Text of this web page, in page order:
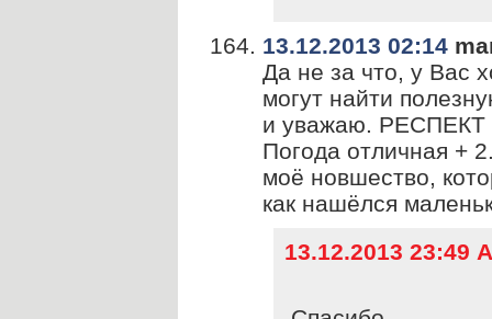
13.12.2013 02:14
Да не за что, у Вас
могут найти
и уважаю.
Погода отличная +
моё новшество,
как нашёлся
13.12.2013 23:49